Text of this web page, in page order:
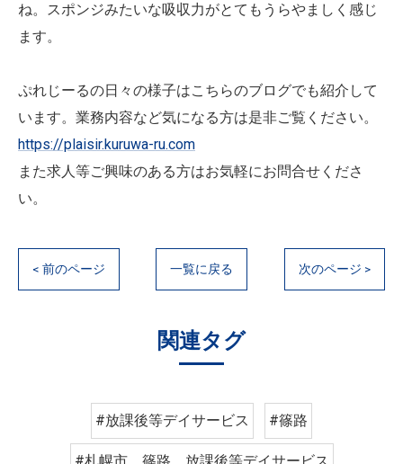
ね。スポンジみたいな吸収力がとてもうらやましく感じ
ます。
ぷれじーるの日々の様子はこちらのブログでも紹介して
います。 業務内容など気になる方は是非ご覧ください。
https://plaisir.kuruwa-ru.com
また求人等ご興味のある方はお気軽にお問合せくださ
い。
< 前のページ 一覧に戻る 次のページ >
関連タグ
#放課後等デイサービス #篠路